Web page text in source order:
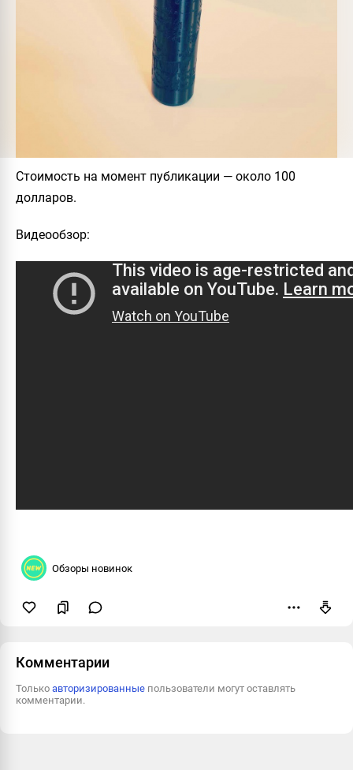
Стоимость на момент публикации — около 100
долларов.
Видеообзор:
Обзоры новинок
Комментарии
Только авторизированные пользователи могут оставлять
комментарии.